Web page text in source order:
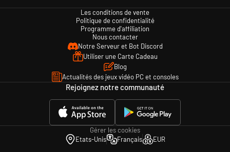
Les conditions de vente
Politique de confidentialité
Programme d'affiliation
Nous contacter
Notre Serveur et Bot Discord
Utiliser une Carte Cadeau
Blog
Actualités des jeux vidéo PC et consoles
Rejoignez notre communauté
Gérer les cookies
Etats-Unis
Français EUR